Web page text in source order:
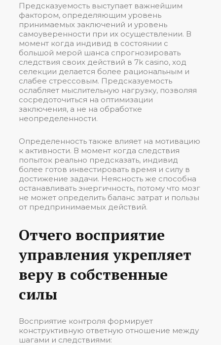
Предсказуемость выступает важнейшим
фактором, определяющим уровень
принимаемых заключений и уровень
самоуверенности при их осуществлении. В
момент когда индивид в состоянии с
большой мерой шанса спрогнозировать
следствия своих действий в 7k casino, ход
селекции делается более рациональным и
слабее стрессовым. Предсказуемость
ослабляет мыслительную нагрузку, позволяя
сосредоточиться на оптимизации
заключения, а не на обработке
неопределенности.
Определенность также влияет на мотивацию
к активности. В момент когда следствия
попыток реально предсказать, индивид
более готов инвестировать время и силу в
достижение задачи. Неясность же способна
останавливать энергичность, потому что мозг
не может определить баланс затрат и пользы
от предпринимаемых действий.
Отчего восприятие
управления укрепляет
веру в собственные
силы
Восприятие контроля формирует
конструктивную ответную отношение между
шагами и следствиями: